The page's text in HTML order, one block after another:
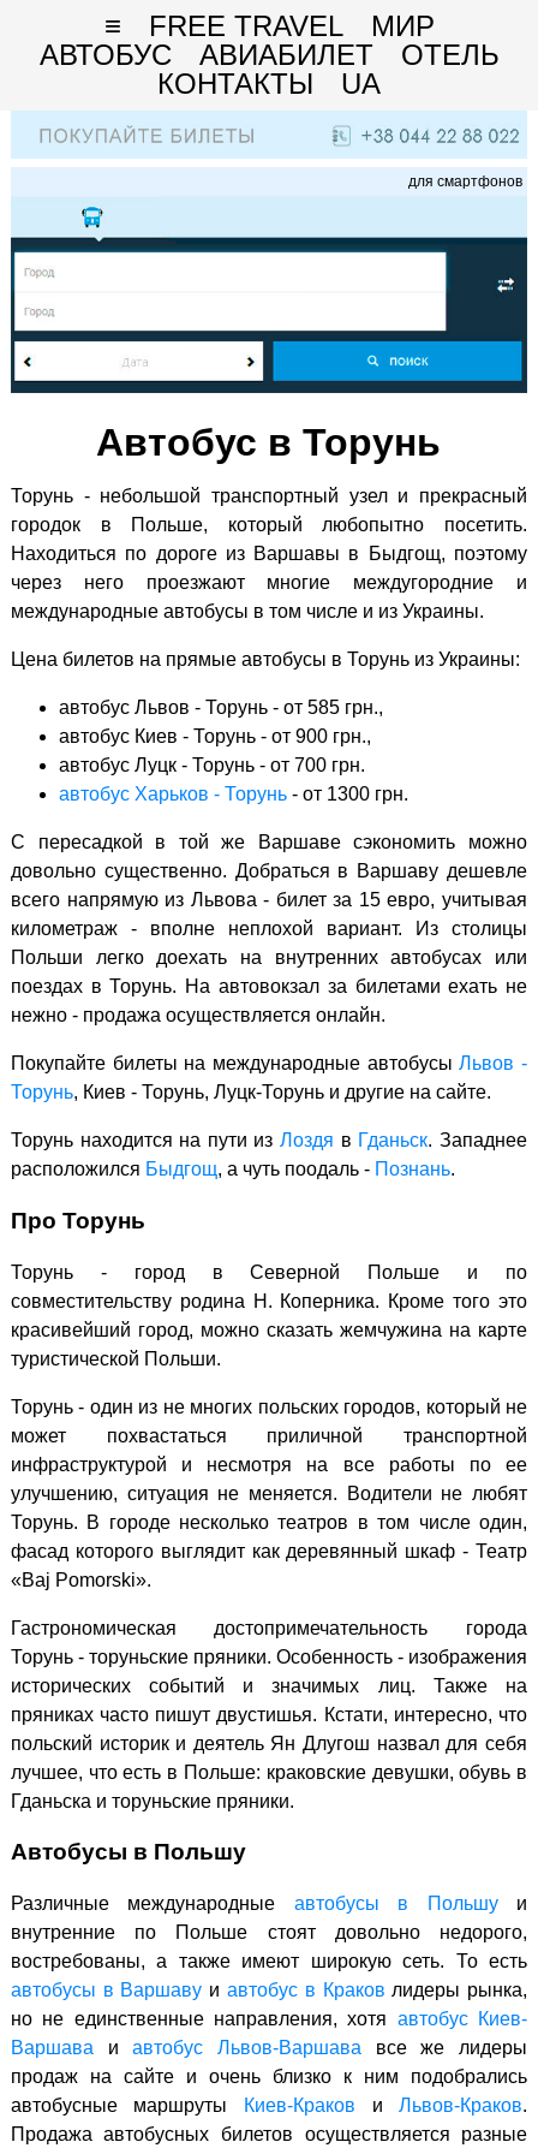
≡ FREE TRAVEL
МИР
АВТОБУС
АВИАБИЛЕТ
ОТЕЛЬ
КОНТАКТЫ
UA
для смартфонов
Автобус в Торунь
Торунь - небольшой транспортный узел и прекрасный
городок в Польше, который любопытно посетить.
Находиться по дороге из Варшавы в Быдгощ, поэтому
через него проезжают многие междугородние и
международные автобусы в том числе и из Украины.
Цена билетов на прямые автобусы в Торунь из Украины:
автобус Львов - Торунь - от 585 грн.,
автобус Киев - Торунь - от 900 грн.,
автобус Луцк - Торунь - от 700 грн.
автобус Харьков - Торунь- от 1300 грн.
С пересадкой в той же Варшаве сэкономить можно
довольно существенно. Добраться в Варшаву дешевле
всего напрямую из Львова - билет за 15 евро, учитывая
километраж - вполне неплохой вариант. Из столицы
Польши легко доехать на внутренних автобусах или
поездах в Торунь. На автовокзал за билетами ехать не
нежно - продажа осуществляется онлайн.
Покупайте билеты на международные автобусыЛьвов -
Торунь, Киев - Торунь, Луцк-Торунь и другие на сайте.
Торунь находится на пути изЛоздя в Гданьск. Западнее
расположился Быдгощ, а чуть поодаль - Познань.
Про Торунь
Торунь - город в Северной Польше и по
совместительству родина Н. Коперника. Кроме того это
красивейший город, можно сказать жемчужина на карте
туристической Польши.
Торунь - один из не многих польских городов, который не
может похвастаться приличной транспортной
инфраструктурой и несмотря на все работы по ее
улучшению, ситуация не меняется. Водители не любят
Торунь. В городе несколько театров в том числе один,
фасад которого выглядит как деревянный шкаф - Театр
«Baj Pomorski».
Гастрономическая достопримечательность города
Торунь - торуньские пряники. Особенность - изображения
исторических событий и значимых лиц. Также на
пряниках часто пишут двустишья. Кстати, интересно, что
польский историк и деятель Ян Длугош назвал для себя
лучшее, что есть в Польше: краковские девушки, обувь в
Гданьска и торуньские пряники.
Автобусы в Польшу
Различные международные автобусы в Польшуи
внутренние по Польше стоят довольно недорого,
востребованы, а также имеют широкую сеть. То есть
автобусы в Варшаву иавтобус в Краков лидеры рынка,
но не единственные направления, хотя автобус Киев-
Варшава иавтобус Львов-Варшава все же лидеры
продаж на сайте и очень близко к ним подобрались
автобусные маршруты
Киев-Краков иЛьвов-Краков.
Продажа автобусных билетов осуществляется разные